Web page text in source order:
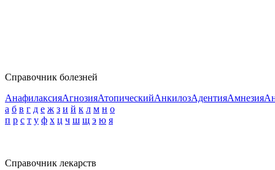
Справочник болезней
АнафилаксияАгнозияАтопическийАнкилозАдентияАмнезия
а б в г д е ж з и й к л м н о
п р с т у ф х ц ч ш щ э ю я
Справочник лекарств